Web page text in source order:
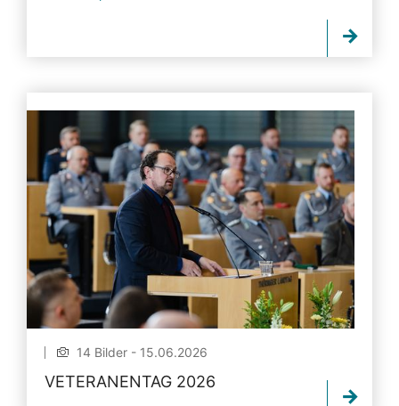
14 Bilder - 15.06.2026
VETERANENTAG 2026